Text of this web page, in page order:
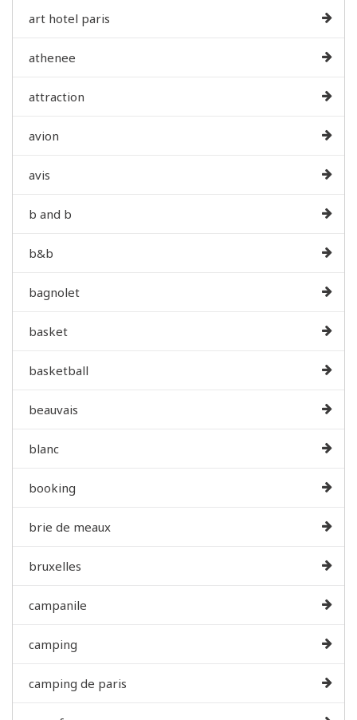
art hotel paris
athenee
attraction
avion
avis
b and b
b&b
bagnolet
basket
basketball
beauvais
blanc
booking
brie de meaux
bruxelles
campanile
camping
camping de paris